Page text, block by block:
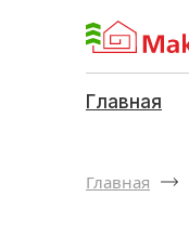
Главная
Главная